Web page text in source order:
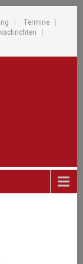
Termine
Nachrichten